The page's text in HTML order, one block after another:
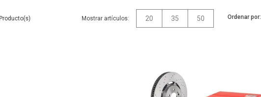
Mostrar artículos: 20 35 50 Ordenar por: